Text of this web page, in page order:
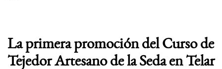
La primera promoción del Curso de
Tejedor Artesano de la Seda en Telar